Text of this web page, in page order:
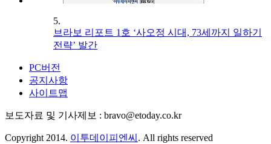
5.
브라보 리포트 1호 ‘사오정 시대, 73세까지 일하기
전략’ 발간
PC버전
공지사항
사이트맵
보도자료 및 기사제보 : bravo@etoday.co.kr
Copyright 2014. 이투데이피엔씨 . All rights reserved